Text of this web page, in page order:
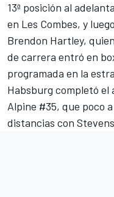
13ª posición al
en Les Combes, y
Brendon Hartley,
de carrera entró en
programada en la
Habsburg completó el
Alpine #35, que poco
distancias con